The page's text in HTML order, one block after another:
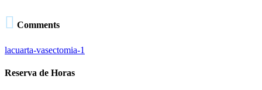
 Comments
lacuarta-vasectomia-1
Reserva de Horas